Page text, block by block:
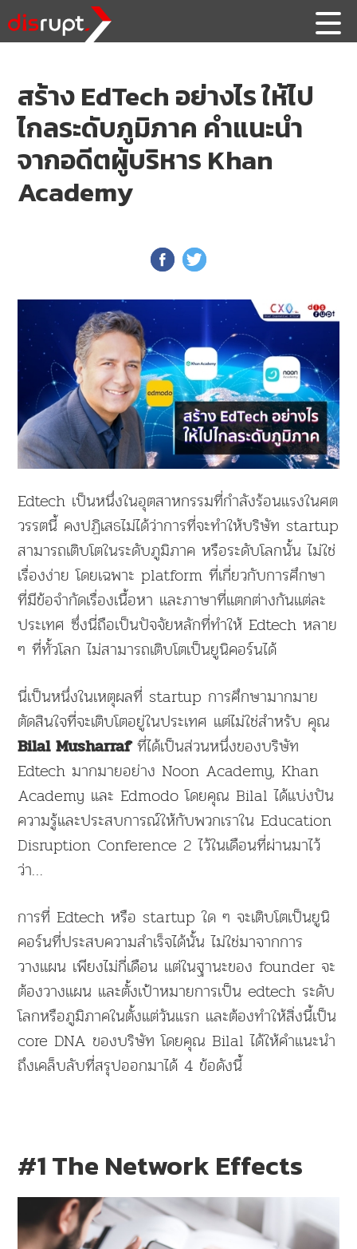
สร้าง EdTech อย่างไร ให้ไป
ไกลระดับภูมิภาค คำแนะนำ
จากอดีตผู้บริหาร Khan
Academy
Edtech เป็นหนึ่งในอุตสาหกรรมที่กำลังร้อนแรงในศต
วรรตนี้ คงปฏิเสธไม่ได้ว่าการที่จะทำให้บริษัท startup
สามารถเติบโตในระดับภูมิภาค หรือระดับโลกนั้น ไม่ใช่
เรื่องง่าย โดยเฉพาะ platform ที่เกี่ยวกับการศึกษา
ที่มีข้อจำกัดเรื่องเนื้อหา และภาษาที่แตกต่างกันแต่ละ
ประเทศ ซึ่งนี่ถือเป็นปัจจัยหลักที่ทำให้ Edtech หลาย
ๆ ที่ทั้วโลก ไม่สามารถเติบโตเป็นยูนิคอร์นได้
นี่เป็นหนึ่งในเหตุผลที่ startup การศึกษามากมาย
ตัดสินใจที่จะเติบโตอยู่ในประเทศ แต่ไม่ใช่สำหรับ คุณ
Bilal Musharrafที่ได้เป็นส่วนหนึ่งของบริษัท
Edtech มากมายอย่าง Noon Academy, Khan
Academy และ Edmodo โดยคุณ Bilal ได้แบ่งปัน
ความรู้และประสบการณ์ให้กับพวกเราใน Education
Disruption Conference 2 ไว้ในเดือนที่ผ่านมาไว้
ว่า…
การที่ Edtech หรือ startup ใด ๆ จะเติบโตเป็นยูนิ
คอร์นที่ประสบความสำเร็จได้นั้น ไม่ใช่มาจากการ
วางแผน เพียงไม่กี่เดือน แต่ในฐานะของ founder จะ
ต้องวางแผน และตั้งเป้าหมายการเป็น edtech ระดับ
โลกหรือภูมิภาคในตั้งแต่วันแรก และต้องทำให้สิ่งนี้เป็น
core DNA ของบริษัท โดยคุณ Bilal ได้ให้คำแนะนำ
ถึงเคล็บลับที่สรุปออกมาได้ 4 ข้อดังนี้
#1 The Network Effects